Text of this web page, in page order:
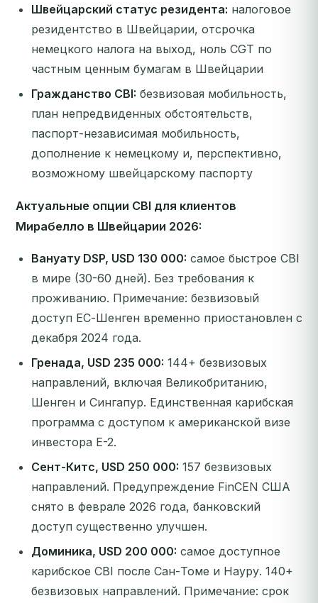
Швейцарский статус резидента: налоговое
резидентство в Швейцарии, отсрочка
немецкого налога на выход, ноль CGT по
частным ценным бумагам в Швейцарии
Гражданство CBI: безвизовая мобильность,
план непредвиденных обстоятельств,
паспорт-независимая мобильность,
дополнение к немецкому и, перспективно,
возможному швейцарскому паспорту
Актуальные опции CBI для клиентов
Мирабелло в Швейцарии 2026:
Вануату DSP, USD 130 000: самое быстрое CBI
в мире (30-60 дней). Без требования к
проживанию. Примечание: безвизовый
доступ ЕС-Шенген временно приостановлен с
декабря 2024 года.
Гренада, USD 235 000: 144+ безвизовых
направлений, включая Великобританию,
Шенген и Сингапур. Единственная карибская
программа с доступом к американской визе
инвестора E-2.
Сент-Китс, USD 250 000: 157 безвизовых
направлений. Предупреждение FinCEN США
снято в феврале 2026 года, банковский
доступ существенно улучшен.
Доминика, USD 200 000: самое доступное
карибское CBI после Сан-Томе и Науру. 140+
безвизовых направлений. Примечание: срок